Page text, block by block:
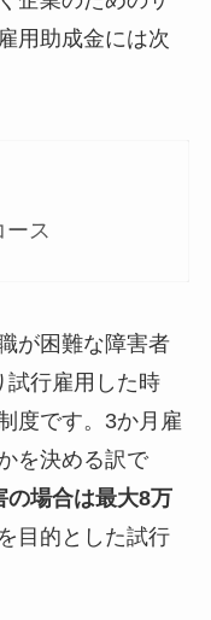
用助成金には次
ース
が困難な障害者
試行雇用した時
度です。3か月雇
を決める訳で
の場合は最大8万
目的とした試行